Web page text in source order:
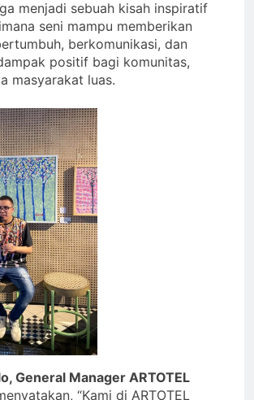
menjadi sebuah kisah inspiratif
seni mampu memberikan
berkomunikasi, dan
positif bagi komunitas,
masyarakat luas.
General Manager ARTOTEL
“Kami di ARTOTEL